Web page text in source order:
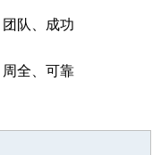
队、成功
全、可靠